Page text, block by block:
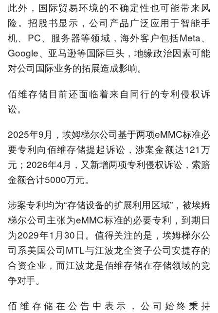
此外，国际贸易环境的不确定性也可能带来风
险。招股书显示，公司产品广泛应用于智能手
机、PC、服务器等领域，海外客户包括Meta、
Google、亚马逊等国际巨头，地缘政治因素可能
对公司国际业务的拓展造成影响。
佰维存储目前还面临着来自同行的专利侵权诉
讼。
2025年9月，埃姆梯尔公司基于两项eMMC标准必
要专利向佰维存储提起诉讼，涉案金额达121万
元；2026年4月，又新增两项专利侵权诉讼，索赔
金额合计5000万元。
涉案专利均为“存储设备的扩展利用区域”，被埃姆
梯尔公司主张为eMMC标准的必要专利，到期日
为2029年1月30日。值得关注的是，埃姆梯尔公
司系美国公司MTL与江波龙全资子公司安捷存的
合资企业，而江波龙是佰维存储在存储领域的竞
争对手。
佰维存储在公告中表示，公司始终秉持